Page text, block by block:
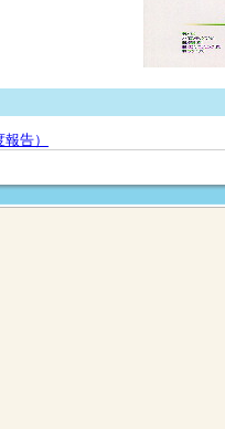
告）